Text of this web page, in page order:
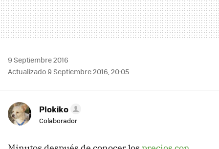
9 Septiembre 2016
Actualizado 9 Septiembre 2016, 20:05
Plokiko
Colaborador